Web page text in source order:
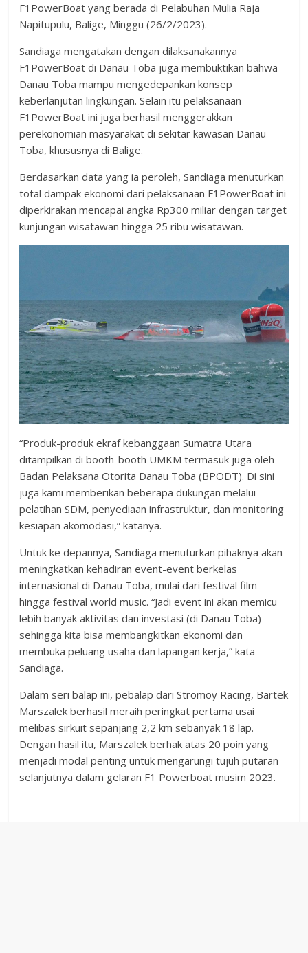
F1PowerBoat yang berada di Pelabuhan Mulia Raja
Napitupulu, Balige, Minggu (26/2/2023).
Sandiaga mengatakan dengan dilaksanakannya
F1PowerBoat di Danau Toba juga membuktikan bahwa
Danau Toba mampu mengedepankan konsep
keberlanjutan lingkungan. Selain itu pelaksanaan
F1PowerBoat ini juga berhasil menggerakkan
perekonomian masyarakat di sekitar kawasan Danau
Toba, khususnya di Balige.
Berdasarkan data yang ia peroleh, Sandiaga menuturkan
total dampak ekonomi dari pelaksanaan F1PowerBoat ini
diperkirakan mencapai angka Rp300 miliar dengan target
kunjungan wisatawan hingga 25 ribu wisatawan.
“Produk-produk ekraf kebanggaan Sumatra Utara
ditampilkan di booth-booth UMKM termasuk juga oleh
Badan Pelaksana Otorita Danau Toba (BPODT). Di sini
juga kami memberikan beberapa dukungan melalui
pelatihan SDM, penyediaan infrastruktur, dan monitoring
kesiapan akomodasi,” katanya.
Untuk ke depannya, Sandiaga menuturkan pihaknya akan
meningkatkan kehadiran event-event berkelas
internasional di Danau Toba, mulai dari festival film
hingga festival world music. “Jadi event ini akan memicu
lebih banyak aktivitas dan investasi (di Danau Toba)
sehingga kita bisa membangkitkan ekonomi dan
membuka peluang usaha dan lapangan kerja,” kata
Sandiaga.
Dalam seri balap ini, pebalap dari Stromoy Racing, Bartek
Marszalek berhasil meraih peringkat pertama usai
melibas sirkuit sepanjang 2,2 km sebanyak 18 lap.
Dengan hasil itu, Marszalek berhak atas 20 poin yang
menjadi modal penting untuk mengarungi tujuh putaran
selanjutnya dalam gelaran F1 Powerboat musim 2023.